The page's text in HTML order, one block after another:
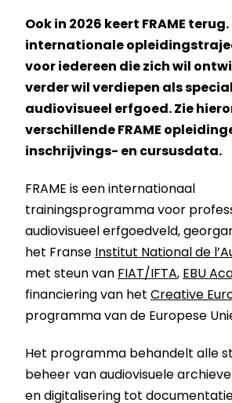
Ook in 2026 keert FRAME
internationale
voor iedereen die zich wil
verder wil verdiepen als
audiovisueel erfgoed. Zie
verschillende FRAME
inschrijvings- en cursusdata.
FRAME is een internationaal
trainingsprogramma voor
audiovisueel erfgoedveld,
het Franse Institut National de
met steun van FIAT/IFTA, EBU
financiering van het Creative
programma van de Europese
Het programma behandelt alle
beheer van audiovisuele
en digitalisering tot